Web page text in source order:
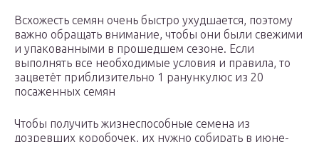
Всхожесть семян очень быстро ухудшается, поэтому
важно обращать внимание, чтобы они были свежими
и упакованными в прошедшем сезоне. Если
выполнять все необходимые условия и правила, то
зацветёт приблизительно 1 ранункулюс из 20
посаженных семян
Чтобы получить жизнеспособные семена из
дозревших коробочек, их нужно собирать в июне-